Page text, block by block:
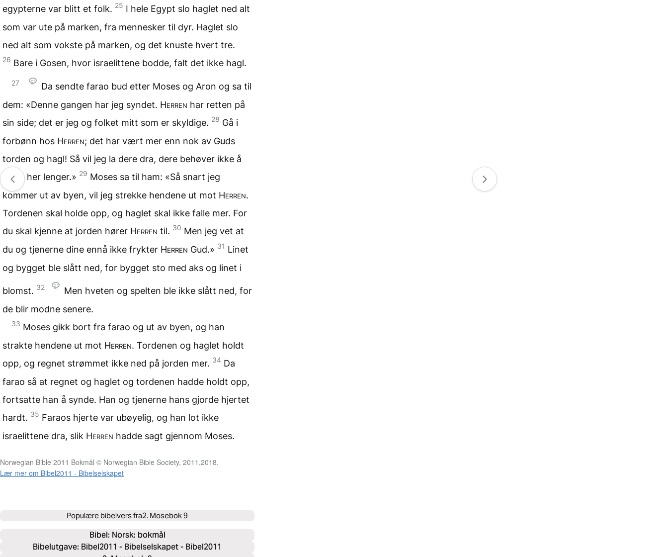
egypterne var blitt et folk. 25 I hele Egypt slo haglet ned alt
som var ute på marken, fra mennesker til dyr. Haglet slo
ned alt som vokste på marken, og det knuste hvert tre.
26 Bare i Gosen, hvor israelittene bodde, falt det ikke hagl.
27
Da sendte farao bud etter Moses og Aron og sa til
dem: «Denne gangen har jeg syndet. Herren har retten på
sin side; det er jeg og folket mitt som er skyldige. 28 Gå i
forbønn hos Herren; det har vært mer enn nok av Guds
torden og hagl! Så vil jeg la dere dra, dere behøver ikke å
være her lenger.» 29 Moses sa til ham: «Så snart jeg
kommer ut av byen, vil jeg strekke hendene ut mot Herren.
Tordenen skal holde opp, og haglet skal ikke falle mer. For
du skal kjenne at jorden hører Herren til. 30 Men jeg vet at
du og tjenerne dine ennå ikke frykter Herren Gud.» 31 Linet
og bygget ble slått ned, for bygget sto med aks og linet i
blomst. 32
Men hveten og spelten ble ikke slått ned, for
de blir modne senere.
33 Moses gikk bort fra farao og ut av byen, og han
strakte hendene ut mot Herren. Tordenen og haglet holdt
opp, og regnet strømmet ikke ned på jorden mer. 34 Da
farao så at regnet og haglet og tordenen hadde holdt opp,
fortsatte han å synde. Han og tjenerne hans gjorde hjertet
hardt. 35 Faraos hjerte var ubøyelig, og han lot ikke
israelittene dra, slik Herren hadde sagt gjennom Moses.
Norwegian Bible 2011 Bokmål © Norwegian Bible Society, 2011,2018.
Lær mer om Bibel2011 - Bibelselskapet
Populære bibelvers fra2. Mosebok 9
Bibel: Norsk: bokmål
Bibelutgave: Bibel2011 - Bibelselskapet - Bibel2011